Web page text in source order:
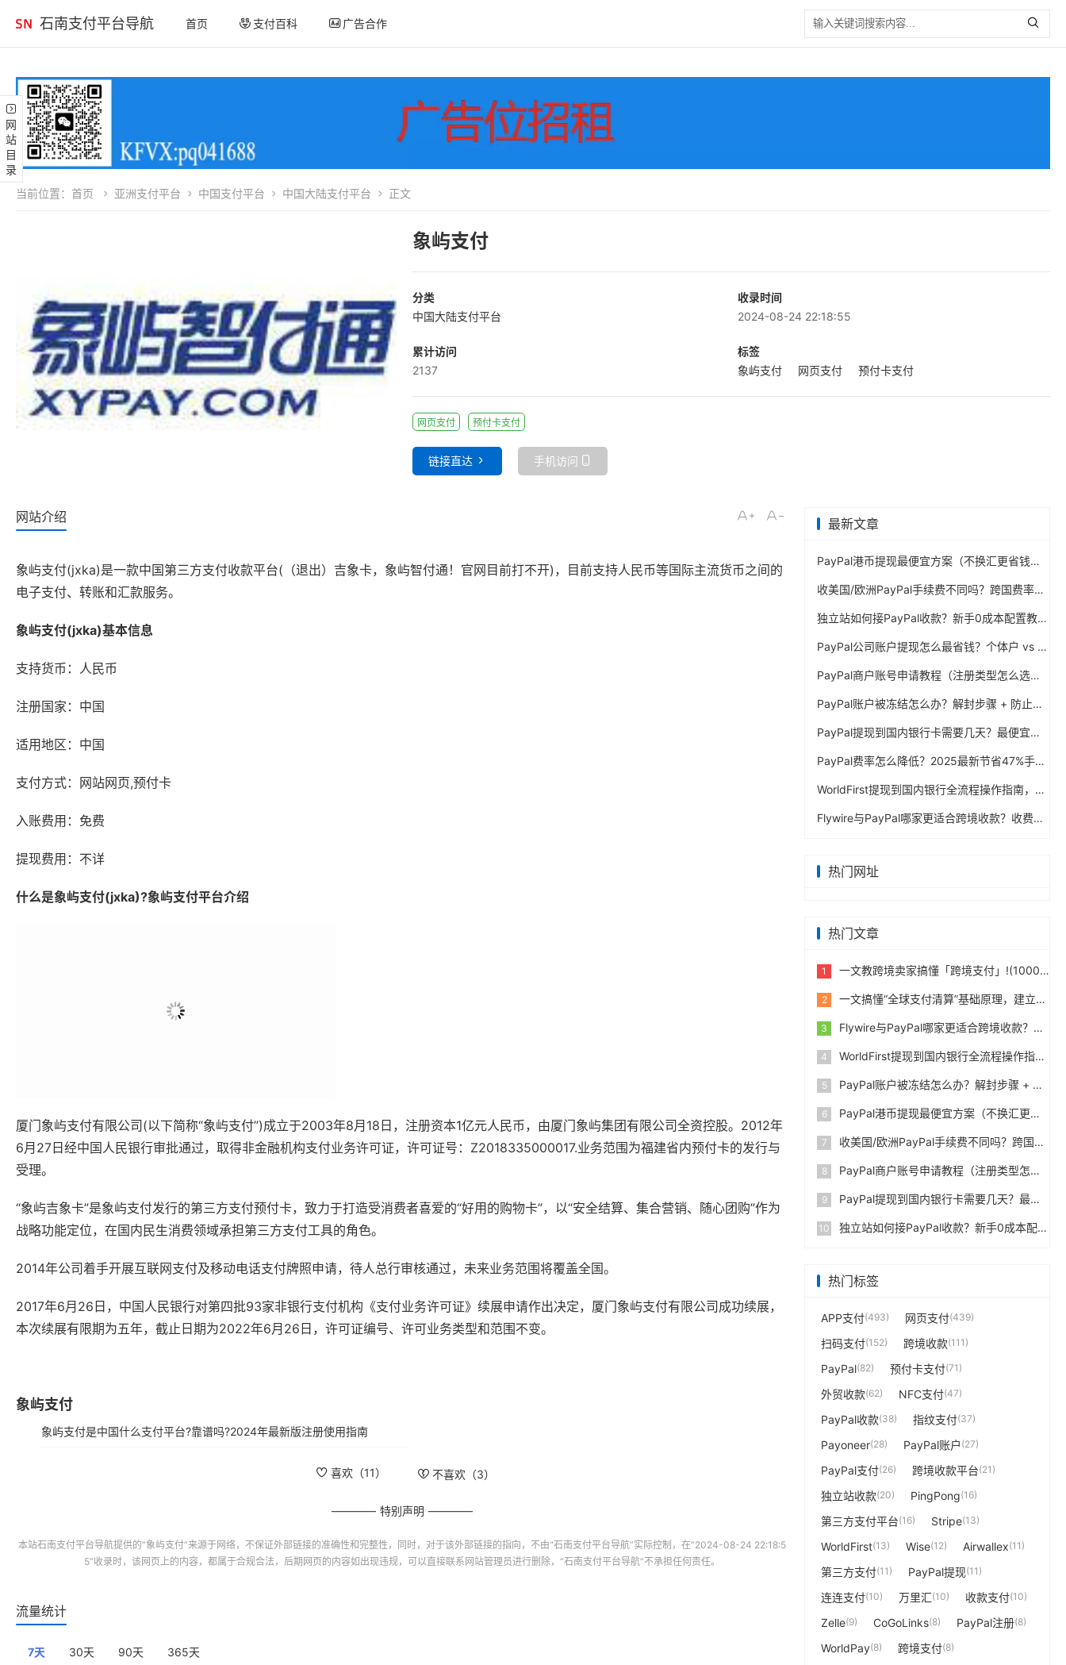
石南支付平台导航 首页 支付百科 广告合作
网站目录
当前位置： 首页 亚洲支付平台 中国支付平台 中国大陆支付平台 正文
象屿支付
分类
中国大陆支付平台
收录时间
2024-08-24 22:18:55
累计访问
2137
标签
象屿支付
网页支付 预付卡支付
网页支付 预付卡支付
链接直达 手机访问
网站介绍
象屿支付(jxka)是一款中国第三方支付收款平台(（退出）吉象卡，象屿智付通！官网目前打不开)，目前支持人民币等国际主流货币之间的
电子支付、转账和汇款服务。
象屿支付(jxka)基本信息
支持货币：人民币
注册国家：中国
适用地区：中国
支付方式：网站网页,预付卡
入账费用：免费
提现费用：不详
什么是象屿支付(jxka)?象屿支付平台介绍
“象屿吉象卡”是象屿支付发行的第三方支付预付卡，致力于打造受消费者喜爱的“好用的购物卡”，以“安全结算、集合营销、随心团购”作为
战略功能定位，在国内民生消费领域承担第三方支付工具的角色。
2014年公司着手开展互联网支付及移动电话支付牌照申请，待人总行审核通过，未来业务范围将覆盖全国。
2017年6月26日，中国人民银行对第四批93家非银行支付机构《支付业务许可证》续展申请作出决定，厦门象屿支付有限公司成功续展，
本次续展有限期为五年，截止日期为2022年6月26日，许可证编号、许可业务类型和范围不变。
象屿支付
5”收录时，该网页上的内容，都属于合规合法，后期网页的内容如出现违规，可以直接联系网站管理员进行删除，“
30天 90天 365天
最新文章
PayPal港币提现最便宜方案（不换汇更省钱）
收美国/欧洲PayPal手续费不同吗？跨国费率表曝光
独立站如何接PayPal收款？新手0成本配置教程
PayPal公司账户提现怎么最省钱？个体户 vs 公司对比
PayPal商户账号申请教程（注册类型怎么选？避坑指南）
PayPal账户被冻结怎么办？解封步骤 + 防止再次限制指南
PayPal提现到国内银行卡需要几天？最便宜的方法公布
PayPal费率怎么降低？2025最新节省47%手续费方案
WorldFirst提现到国内银行全流程操作指南，卖家必读完整攻略
Flywire与PayPal哪家更适合跨境收款？收费到账体验全面评测
热门网址
热门文章
1 一文教跨境卖家搞懂「跨境支付」!(10000字)
2 一文搞懂“全球支付清算”基础原理，建立跨境支付底层认知
3 Flywire与PayPal哪家更适合跨境收款？收费到账体验全面评测
4 WorldFirst提现到国内银行全流程操作指南，卖家必读完整攻略
5 PayPal账户被冻结怎么办？解封步骤 + 防止再次限制指南
6 PayPal港币提现最便宜方案（不换汇更省钱）
7 收美国/欧洲PayPal手续费不同吗？跨国费率表曝光
8 PayPal商户账号申请教程（注册类型怎么选？避坑指南）
9 PayPal提现到国内银行卡需要几天？最便宜的方法公布
10 独立站如何接PayPal收款？新手0成本配置教程
热门标签
APP支付(493) 网页支付(439)
扫码支付(152) 跨境收款(111)
PayPal(82) 预付卡支付(71)
外贸收款(62) NFC支付(47)
PayPal收款(38) 指纹支付(37)
Payoneer(28) PayPal账户 (27)
PayPal支付(26) 跨境收款平台(21)
独立站收款(20) PingPong(16)
第三方支付平台(16) Stripe(13)
WorldFirst(13) Wise(12) Airwallex(11)
第三方支付(11) PayPal提现(11)
连连支付(10) 万里汇(10) 收款支付(10)
Zelle(9) CoGoLinks(8) PayPal注册(8)
WorldPay(8) 跨境支付(8)